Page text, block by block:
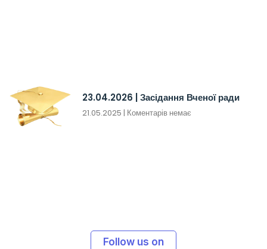
23.04.2026 | Засідання Вченої ради
21.05.2025 Коментарів немає
Follow us on